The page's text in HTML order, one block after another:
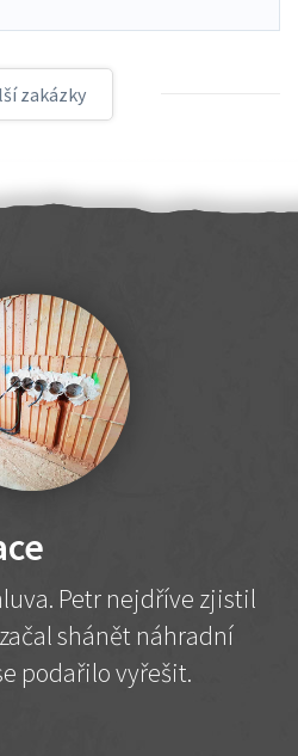
zakázky
Petr nejdříve zjistil
shánět náhradní
podařilo vyřešit.